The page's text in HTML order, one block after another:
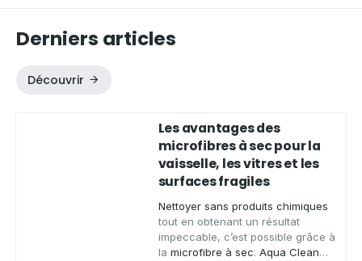
Derniers articles
Découvrir
Les avantages des
microfibres à sec pour la
vaisselle, les vitres et les
surfaces fragiles
Nettoyer sans produits chimiques
tout en obtenant un résultat
impeccable, c’est possible grâce à
la microfibre à sec. Aqua Clean